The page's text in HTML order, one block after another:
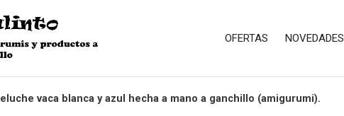
OFERTAS NOVEDADES
Peluche vaca blanca y azul hecha a mano a ganchillo (amigurumi).